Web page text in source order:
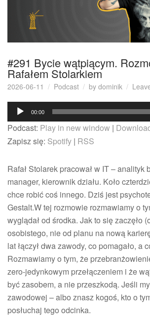
#291 Bycie wątpiącym.
Rafałem Stolarkiem
2026-06-11 Podcast by dominik
Odtwarzacz
plików
dźwiękowych
00:00
Podcast: Play in new window |
Zapisz się: Spotify | RSS
Rafał Stolarek pracował w IT – analityk
manager, kierownik działu. Koło
chce robić coś innego. Dziś jest
Gestalt.W tej rozmowie rozmawiamy o
wyglądał od środka. Jak to się zaczęło
osobistego, nie od planu na nową
lat łączył dwa zawody, co pomagało, a
Rozmawiamy o tym, że
zero-jedynkowym przełączeniem i że
być zasobem, a nie przeszkodą. Jeśli
zawodowej – albo znasz kogoś, kto o
posłuchaj tego odcinka.